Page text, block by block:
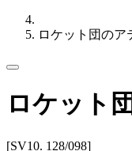
ロケット団のア
ロケット
[SV10. 128/098]